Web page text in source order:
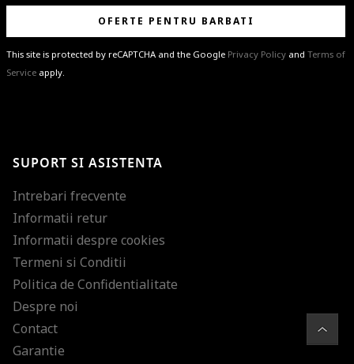
OFERTE PENTRU BARBATI
This site is protected by reCAPTCHA and the Google Privacy Policy and Terms of
Service apply.
ultimele tendinte in moda!
SUPORT SI ASISTENTA
Intrebari frecvente
Informatii retur
Informatii despre cookies
Termeni si Conditii
Politica de Confidentialitate
Despre noi
Contact
Garantie